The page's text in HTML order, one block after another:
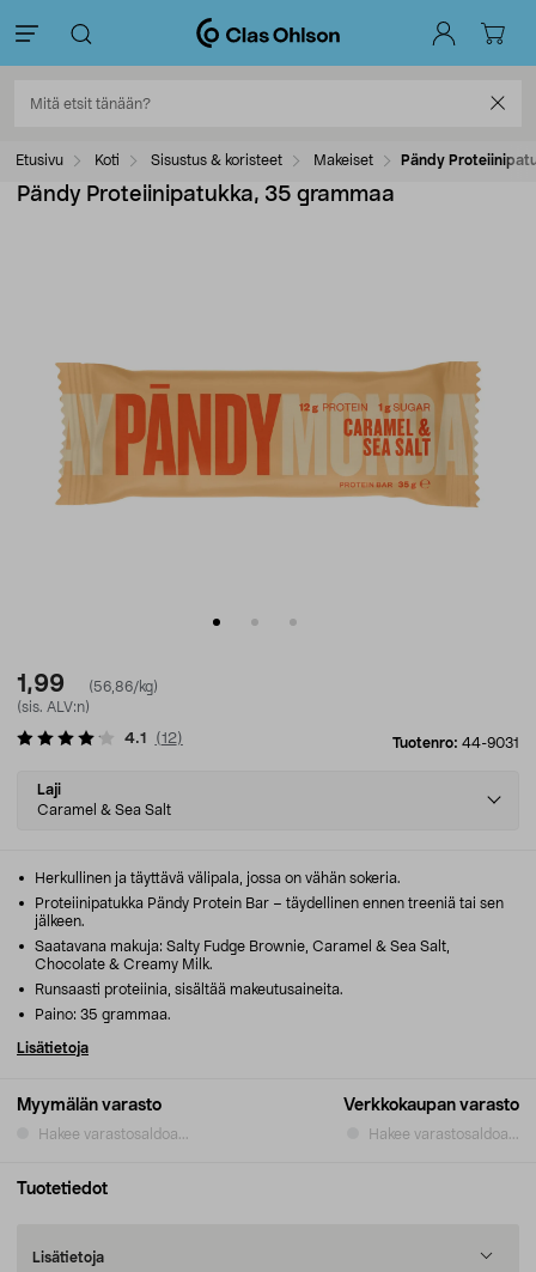
Etusivu Koti Sisustus & koristeet Makeiset Pändy
Pändy Proteiinipatukka, 35 grammaa
1,99
(56,86/kg)
(sis. ALV:n)
Tuotenro: 44-9031
4.1 (12)
Select
variant
Laji
Caramel & Sea Salt
Myymälän varasto
Hakee varastosaldoa...
Verkkokaupan varasto
Hakee varastosaldoa...
Herkullinen ja täyttävä välipala, jossa on vähän sokeria.
Proteiinipatukka Pändy Protein Bar – täydellinen ennen treeniä tai sen
jälkeen.
Saatavana makuja: Salty Fudge Brownie, Caramel & Sea Salt,
Chocolate & Creamy Milk.
Runsaasti proteiinia, sisältää makeutusaineita.
Paino: 35 grammaa.
Lisätietoja
Tuotetiedot
Lisätietoja